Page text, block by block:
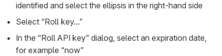
identified and select the ellipsis in the right-hand side
Select “Roll key…”
In the “Roll API key” dialog, select an expiration date,
for example “now”